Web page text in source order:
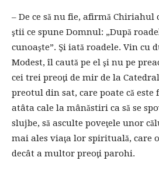
– De ce să nu fie, afirmă
ştii ce spune Domnul: „După
cunoaşte”. Şi iată roadele. Vin cu
Modest, îl caută pe el şi nu pe
cei trei preoţi de mir de la
preotul din sat, care poate că este
atâta cale la mânăstiri ca să se
slujbe, să asculte poveţele unor
mai ales viaţa lor spirituală, care
decât a multor preoţi parohi.